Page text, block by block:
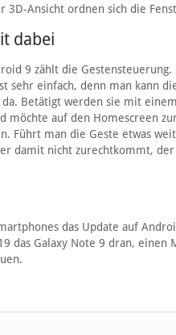
3D-Ansicht ordnen sich die
dabei
9 zählt die
sehr einfach, denn man kann
Betätigt werden sie mit
möchte auf den Homescreen
Führt man die Geste etwas
damit nicht zurechtkommt,
das Update auf
das Galaxy Note 9 dran, einen